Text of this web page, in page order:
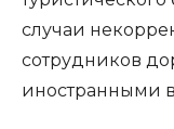
случаи
сотрудников
иностранными